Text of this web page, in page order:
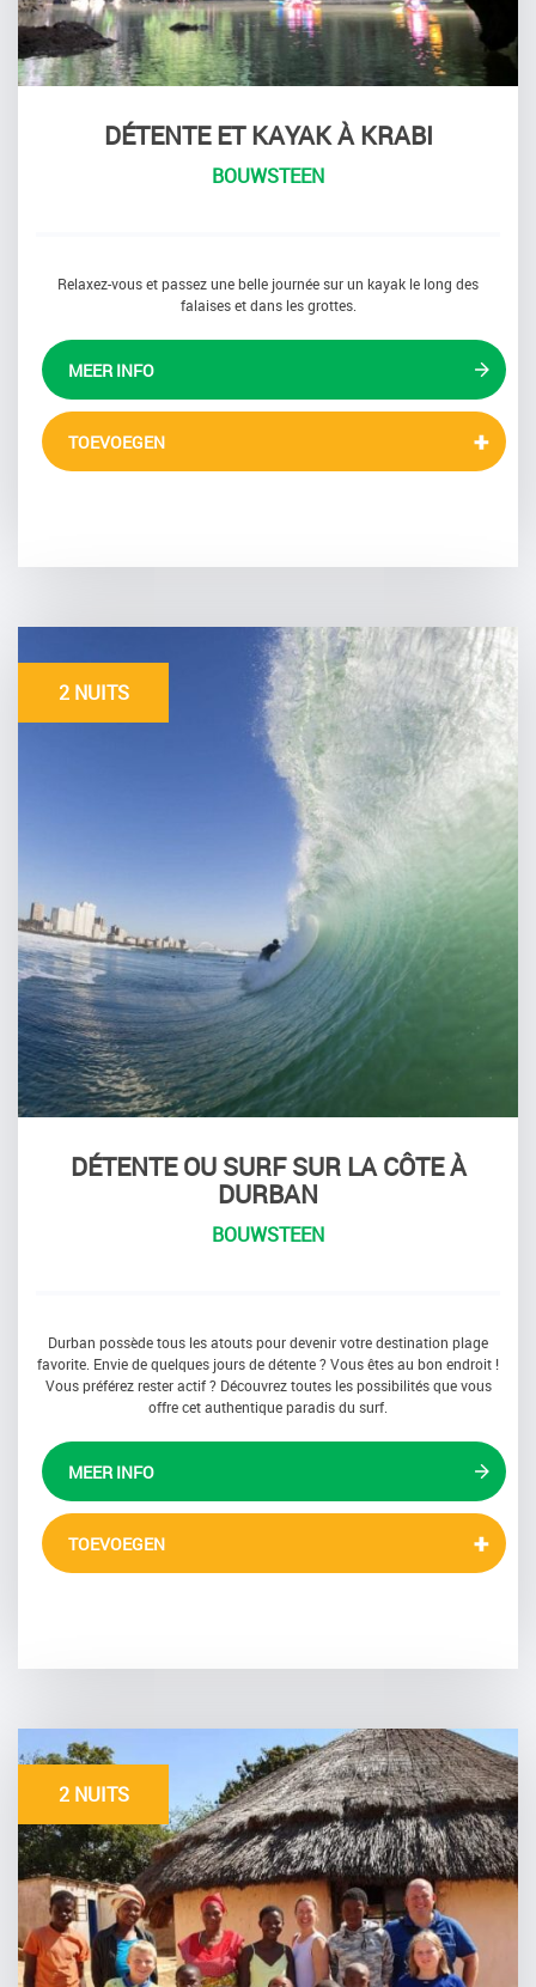
DÉTENTE ET KAYAK À KRABI
BOUWSTEEN
Relaxez-vous et passez une belle journée sur un kayak le long des
falaises et dans les grottes.
MEER INFO
TOEVOEGEN
2 NUITS
DÉTENTE OU SURF SUR LA CÔTE À
DURBAN
BOUWSTEEN
Durban possède tous les atouts pour devenir votre destination plage
favorite. Envie de quelques jours de détente ? Vous êtes au bon endroit !
Vous préférez rester actif ? Découvrez toutes les possibilités que vous
offre cet authentique paradis du surf.
MEER INFO
TOEVOEGEN
2 NUITS